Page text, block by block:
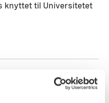
knyttet til Universitetet